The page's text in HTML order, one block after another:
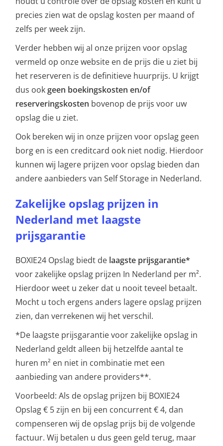
precies zien wat de opslag kosten per maand of
zelfs per week zijn.
Verder hebben wij al onze prijzen voor opslag
vermeld op onze website en de prijs die u ziet bij
het reserveren is de definitieve huurprijs. U krijgt
dus ookgeen boekingskosten en/of
reserveringskosten bovenop de prijs voor uw
opslag die u ziet.
Ook bereken wij in onze prijzen voor opslag geen
borg en is een creditcard ook niet nodig. Hierdoor
kunnen wij lagere prijzen voor opslag bieden dan
andere aanbieders van Self Storage in Nederland.
Zakelijke opslag prijzen in
Nederland met laagste
prijsgarantie
BOXIE24 Opslag biedt de laagste prijsgarantie*
voor zakelijke opslag prijzen In Nederland per m².
Hierdoor weet u zeker dat u nooit teveel betaalt.
Mocht u toch ergens anders lagere opslag prijzen
zien, dan verrekenen wij het verschil.
*De laagste prijsgarantie voor zakelijke opslag in
Nederland geldt alleen bij hetzelfde aantal te
huren m² en niet in combinatie met een
aanbieding van andere providers**.
Voorbeeld: Als de opslag prijzen bij BOXIE24
Opslag € 5 zijn en bij een concurrent € 4, dan
compenseren wij de opslag prijs bij de volgende
factuur. Wij betalen u dus geen geld terug, maar